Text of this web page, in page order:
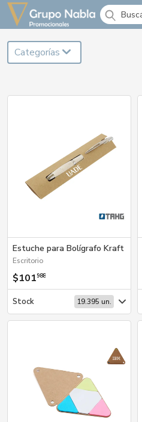
Ingresá
Categorías
Estuche para Bolígrafo Kraft
Escritorio
$101988
Stock 19.395 un.